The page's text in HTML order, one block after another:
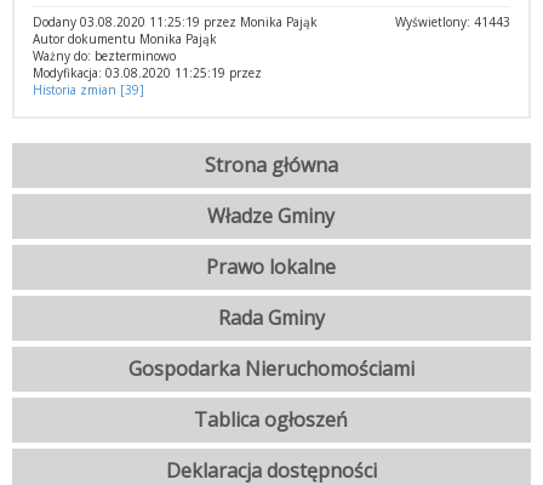
Wyświetlony: 41443
Dodany 03.08.2020 11:25:19 przez Monika Pająk
Autor dokumentu Monika Pająk
Ważny do: bezterminowo
Modyfikacja: 03.08.2020 11:25:19 przez
Historia zmian [39]
Strona główna
Władze Gminy
Prawo lokalne
Rada Gminy
Gospodarka Nieruchomościami
Tablica ogłoszeń
Deklaracja dostępności